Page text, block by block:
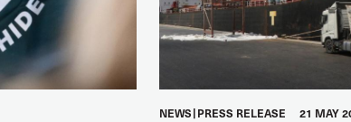
NEWS PRESS RELEASE 21 MAY